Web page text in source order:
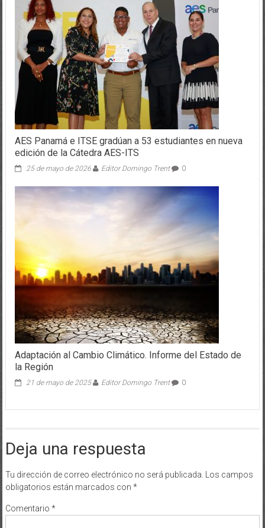
AES Panamá e ITSE gradúan a 53 estudiantes en nueva
edición de la Cátedra AES-ITS
25 de mayo de 2026 Editor Domingo Trent 0
Adaptación al Cambio Climático. Informe del Estado de
la Región
21 de mayo de 2025 Editor Domingo Trent 0
Deja una respuesta
Tu dirección de correo electrónico no será publicada.
Los campos
obligatorios están marcados con *
Comentario *